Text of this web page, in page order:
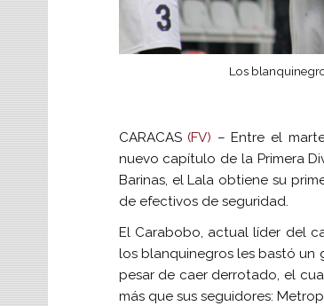
Los
CARACAS (FV) – Entre el
nuevo capítulo de la Primera
Barinas, el Lala obtiene su
de efectivos de seguridad.
El Carabobo, actual líder del
los blanquinegros les bastó un
pesar de caer derrotado, el
más que sus seguidores: